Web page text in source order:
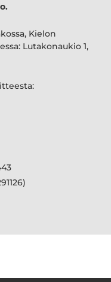
Kielon
Lutakonaukio 1,